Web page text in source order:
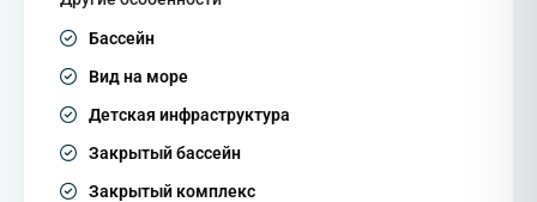
Бассейн
Вид на море
Детская инфраструктура
Закрытый бассейн
Закрытый комплекс